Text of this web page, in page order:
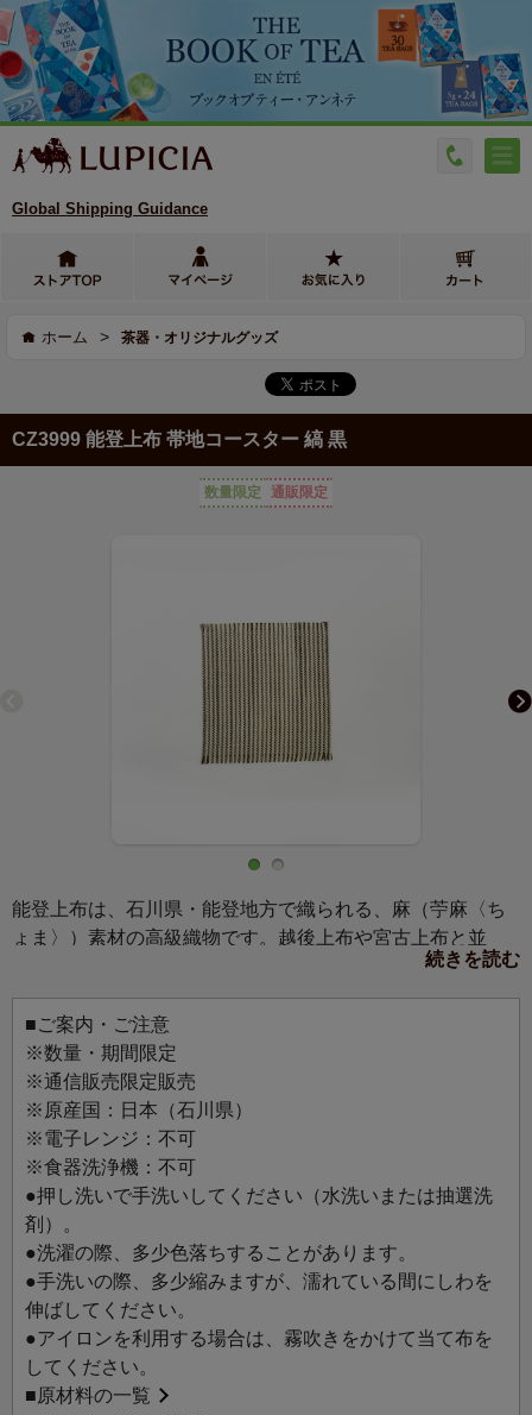
Global Shipping Guidance
ホーム > 茶器・オリジナルグッズ
CZ3999 能登上布 帯地コースター 縞 黒
数量限定 通販限定
能登上布は、石川県・能登地方で織られる、麻（苧麻〈ち
ょま〉）素材の高級織物です。越後上布や宮古上布と並
ぶ、日本三大上布の一つとして知られています。石川県羽
咋市にある山﨑麻織物工房は、創業約130年。能登上布の伝
統技術を受け継ぐ、唯一の織元です。江戸時代から続く麻
織物の技法を守りながら、手織りで仕上げるという希少な
布づくりを続けています。 自然素材ならではの風合い、透
けるような美しさ、涼やかな肌ざわりが魅力で、夏の着物
や小物として親しまれてきました。手間を惜しまぬものづ
くりと、能登の風土を映す上質な布は、静かに私たちの暮
らしに寄り添ってくれます。
このコースターは、能登上布の帯地を使い、モダンな色柄
と麻の素朴な手織りの味わいを、日常で楽しめるアイテム
です。フリンジがアクセントとなり、毎日の暮らしに自然
となじみ、長く大切に使いたくなる一品です。
続きを読む
■ご案内・ご注意
※数量・期間限定
※通信販売限定販売
※原産国：日本（石川県）
※電子レンジ：不可
※食器洗浄機：不可
●押し洗いで手洗いしてください（水洗いまたは抽選洗
剤）。
●洗濯の際、多少色落ちすることがあります。
●手洗いの際、多少縮みますが、濡れている間にしわを
伸ばしてください。
●アイロンを利用する場合は、霧吹きをかけて当て布を
してください。
■原材料の一覧